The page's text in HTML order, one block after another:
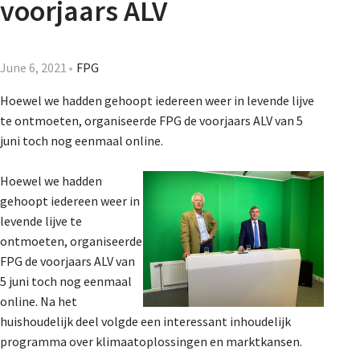
voorjaars ALV
June 6, 2021 FPG
Hoewel we hadden gehoopt iedereen weer in levende lijve
te ontmoeten, organiseerde FPG de voorjaars ALV van 5
juni toch nog eenmaal online.
Hoewel we hadden
gehoopt iedereen weer in
levende lijve te
ontmoeten, organiseerde
FPG de voorjaars ALV van
5 juni toch nog eenmaal
online. Na het
huishoudelijk deel volgde een interessant inhoudelijk
programma over klimaatoplossingen en marktkansen.
Provincies
De Landeigenaar
Contact